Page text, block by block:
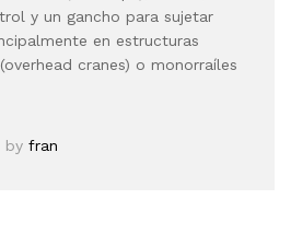
y un gancho para sujetar
en estructuras
cranes) o monorraíles
by fran